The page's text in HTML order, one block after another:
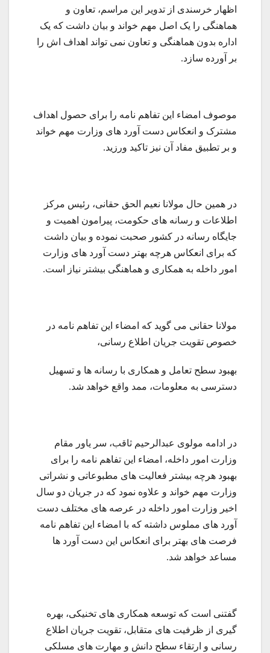
اظهار خرسندی از تدویر این مراسم، تعاون و
هماهنگی را یک اصل مهم خواند و بیان داشت که یک
اداره بدون هماهنگی و تعاون نمی تواند اهداف اش را
بر آورده سازد.
موصوف امضاء این تفاهم نامه را برای حصول اهداف
مشترک و انعکاس دست آورد های وزارت مهم خواند
و بر تطبیق مفاد آن نیز تاکید ورزید.
در همین حال مولانا نعیم الحق حقانی، رئیس مرکز
اطلاعات و رسانه های حکومت، پیرامون اهمیت و
جایگاه رسانه در کشور صحبت نموده و بیان داشت
که برای انعکاس هرچه بهتر دست آورد های وزارت
امور داخله به همکاری و هماهنگی بیشتر نیاز است.
مولانا حقانی می گوید که امضاء این تفاهم نامه در
خصوص تقویت جریان اطلاع رسانی،
بهبود سطح تعامل و همکاری با رسانه ها و تسهیل
دسترسی به معلومات، ممد واقع خواهد شد.
در ادامه مولوی عبدالرحیم ثاقب، سر یاور مقام
وزارت امور داخله، امضاء این تفاهم نامه را برای
بهبود هرچه بیشتر فعالیت های مطبوعاتی و نشراتی
وزارت مهم خواند و علاوه نمود که در جریان دو سال
اخیر وزارت امور داخله در عرصه های مختلف دست
آورد های مملوس داشته که با امضاء این تفاهم نامه
فرصت های بهتر برای انعکاس این دست آورد ها
مساعد خواهد شد.
گفتنی است که توسعه همکاری های تخنیکی، بهره
گیری از ظرفیت های متقابل، تقویت جریان اطلاع
رسانی و ارتقاء سطح دانش و مهارت های مسلکی